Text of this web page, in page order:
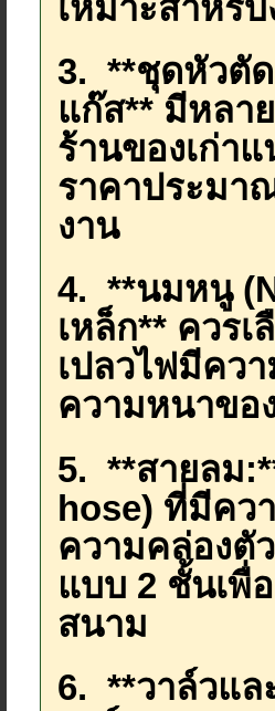
เหมาะสำหรั
3. **ชุดหัวตั
แก๊ส** มีหลา
ร้านของเก่า
ราคาประมา
งาน
4. **นมหนู
เหล็ก** ควรเ
เปลวไฟมีคว
ความหนาขอ
5. **สายลม
hose) ที่มีคว
ความคล่องตั
แบบ 2 ชั้นเพื่
สนาม
6. **วาล์วแล